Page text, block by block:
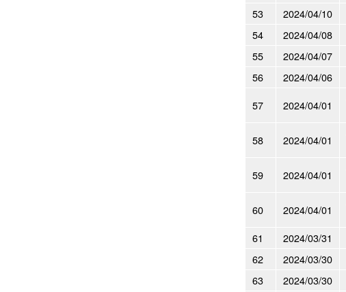
53
2024/04/10
54
2024/04/08
55
2024/04/07
56
2024/04/06
57
2024/04/01
58 2024/04/01
59 2024/04/01
60 2024/04/01
61
2024/03/31
62
2024/03/30
63
2024/03/30